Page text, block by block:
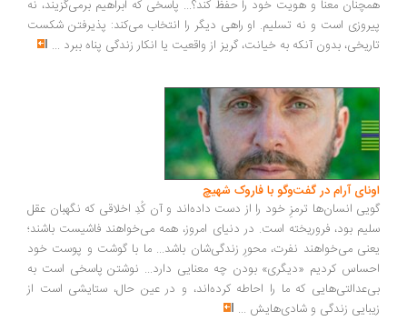
همچنان معنا و هویت خود را حفظ کند؟... پاسخی که ابراهیم برمی‌گزیند، نه
پیروزی است و نه تسلیم. او راهی دیگر را انتخاب می‌کند: پذیرفتن شکست
تاریخی، بدون آنکه به خیانت، گریز از واقعیت یا انکار زندگی پناه ببرد ...
اونای آرام در گفت‌وگو با فاروک شهیچ‭
گویی انسان‌ها ترمزِ خود را از دست داده‌اند و آن کُدِ اخلاقی که نگهبان عقل
سلیم بود، فروریخته است. در دنیای امروز، همه می‌خواهند فاشیست باشند؛
یعنی می‌خواهند نفرت، محورِ زندگی‌شان باشد... ما با گوشت و پوست خود
احساس کردیم «دیگری» بودن چه معنایی دارد... نوشتن پاسخی است به
بی‌عدالتی‌هایی که ما را احاطه کرده‌اند، و در عین حال، ستایشی است از
زیبایی زندگی و شادی‌هایش ...